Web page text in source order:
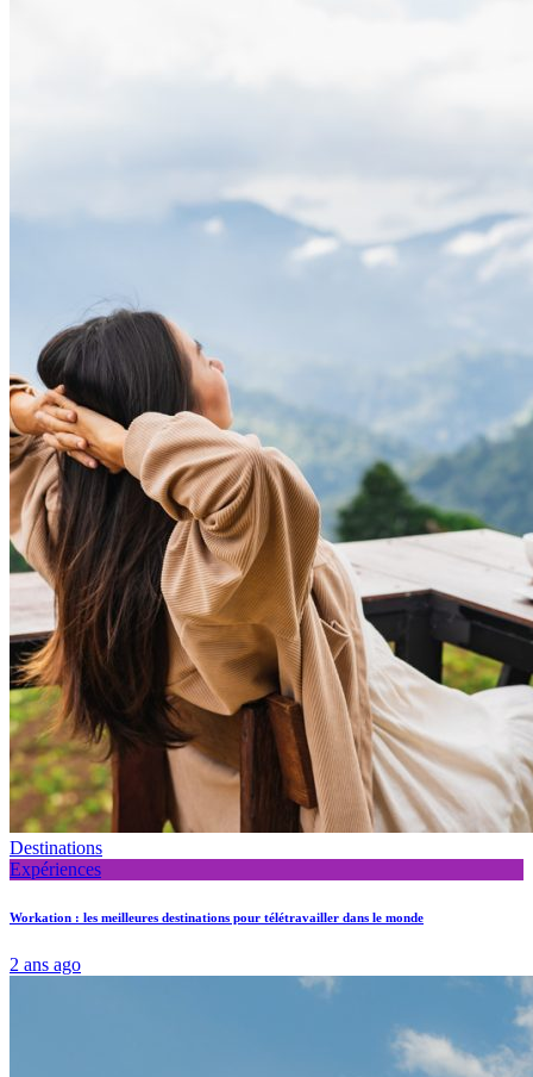
Destinations
Expériences
Workation : les meilleures destinations pour télétravailler dans le monde
2 ans ago